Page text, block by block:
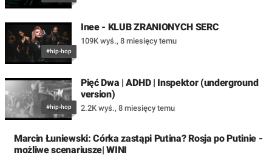
#hip-hop
Inee - KLUB ZRANIONYCH SERC
109K wyś., 8 miesięcy temu
#hip-hop
Pięć Dwa | ADHD | Inspektor (underground
version)
2.2K wyś., 8 miesięcy temu
Marcin Łuniewski: Córka zastąpi Putina? Rosja po Putinie -
możliwe scenariusze| WINI